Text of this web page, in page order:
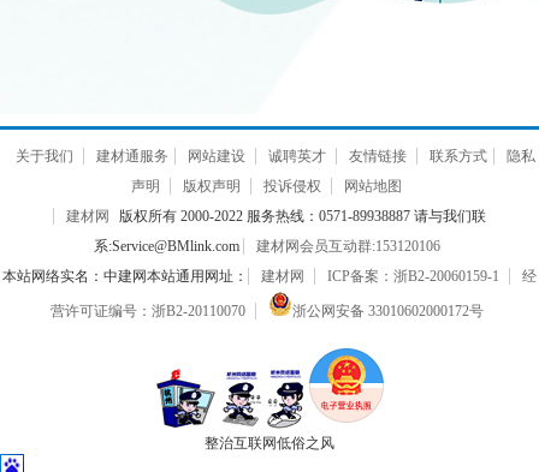
关于我们 建材通服务 网站建设 诚聘英才 友情链接 联系方式
隐私
声明
版权声明 投诉侵权
网站地图
建材网
版权所有 2000-2022 服务热线：0571-89938887 请与我们联
系:Service@BMlink.com
建材网会员互动群:153120106
本站网络实名：中建网本站通用网址：
建材网 ICP备案：浙B2-20060159-1 经
营许可证编号：浙B2-20110070 浙公网安备 33010602000172号
整治互联网低俗之风